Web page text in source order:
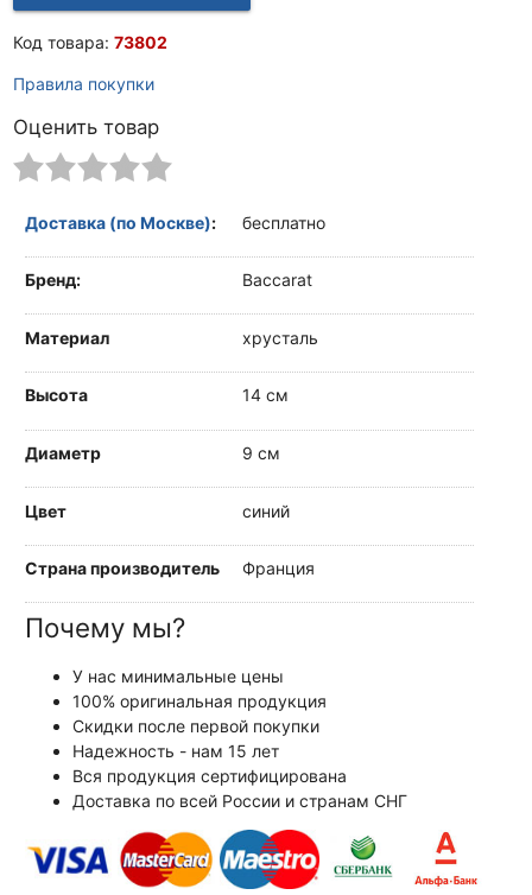
Код товара: 73802
Правила покупки
Оценить товар
Доставка (по Москве): бесплатно
Бренд: Baccarat
Материал хрусталь
Высота 14 см
Диаметр 9 см
Цвет синий
Страна производитель Франция
Почему мы?
У нас минимальные цены
100% оригинальная продукция
Скидки после первой покупки
Надежность - нам 15 лет
Вся продукция сертифицирована
Доставка по всей России и странам СНГ